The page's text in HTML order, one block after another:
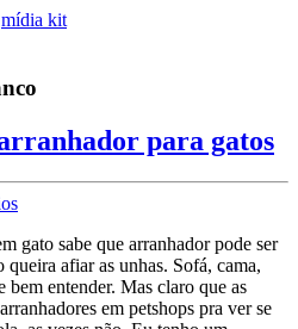
mídia kit
para gatos
gato sabe que arranhador pode ser
afiar as unhas. Sofá, cama,
bem entender. Mas claro que as
em petshops pra ver se